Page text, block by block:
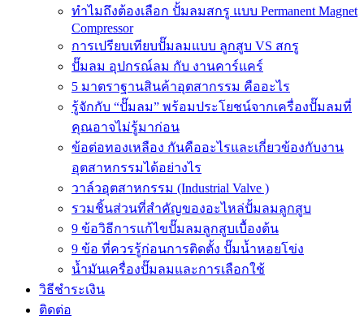
ทำไมถึงต้องเลือก ปั้มลมสกรู แบบ Permanent Magnet
Compressor
การเปรียบเทียบปั๊มลมแบบ ลูกสูบ VS สกรู
ปั๊มลม อุปกรณ์ลม กับ งานคาร์แคร์
5 มาตราฐานสินค้าอุตสากรรม คืออะไร
รู้จักกับ “ปั๊มลม” พร้อมประโยชน์จากเครื่องปั๊มลมที่
คุณอาจไม่รู้มาก่อน
ข้อต่อทองเหลือง กันคืออะไรและเกี่ยวข้องกับงาน
อุตสาหกรรมได้อย่างไร
วาล์วอุตสาหกรรม (Industrial Valve )
รวมชิ้นส่วนที่สำคัญของอะไหล่ปั้มลมลูกสูบ
9 ข้อวิธีการแก้ไขปั๊มลมลูกสูบเบื้องต้น
9 ข้อ ที่ควรรู้ก่อนการติดตั้ง ปั๊มน้ำหอยโข่ง
น้ำมันเครื่องปั๊มลมและการเลือกใช้
วิธีชำระเงิน
ติดต่อ